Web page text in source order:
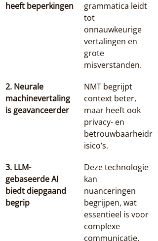
heeft beperkingen
grammatica leidt
tot
onnauwkeurige
vertalingen en
grote
misverstanden.
2. Neurale
machinevertaling
is geavanceerder
NMT begrijpt
context beter,
maar heeft ook
privacy- en
betrouwbaarheidr
isico’s.
3. LLM-
gebaseerde AI
biedt diepgaand
begrip
Deze technologie
kan
nuanceringen
begrijpen, wat
essentieel is voor
complexe
communicatie.